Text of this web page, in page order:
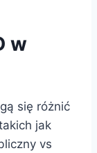
w
się różnić
jak
vs